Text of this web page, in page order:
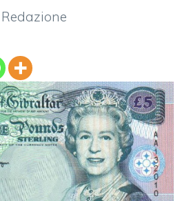
Redazione